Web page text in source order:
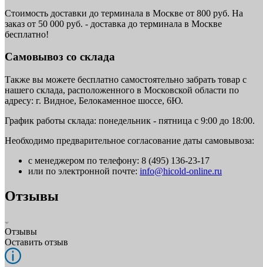
Стоимость доставки до терминала в Москве от 800 руб. На
заказ от 50 000 руб. - доставка до терминала в Москве
бесплатно!
Самовывоз со склада
Также вы можете бесплатно самостоятельно забрать товар с
нашего склада, расположенного в Московской области по
адресу: г. Видное, Белокаменное шоссе, 6Ю.
График работы склада: понедельник - пятница с 9:00 до 18:00.
Необходимо предварительное согласование даты самовывоза:
с менеджером по телефону: 8 (495) 136-23-17
или по электронной почте: info@hicold-online.ru
Отзывы
Отзывы
Оставить отзыв